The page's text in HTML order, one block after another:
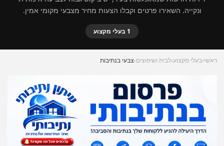
ונקייה. השאירו פרטים וקבלו הצעות מחיר מצבעי מקומי אמין.
1 בעלי מקצוע
ראשי›בעלי מקצוע›לבית ושיפוצים›צבעי בנתיבות